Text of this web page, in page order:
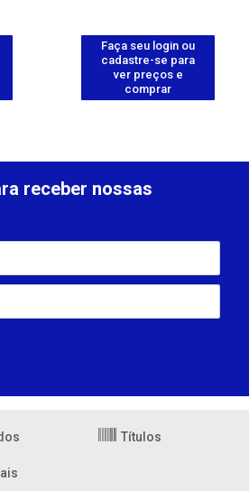
Faça seu login ou
cadastre-se para
ver preços e
comprar
receber nossas
Títulos